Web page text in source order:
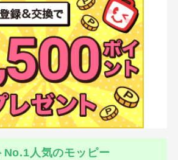
No.1人気のモッピー